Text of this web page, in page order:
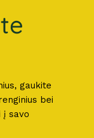
gaukite
bei
į savo